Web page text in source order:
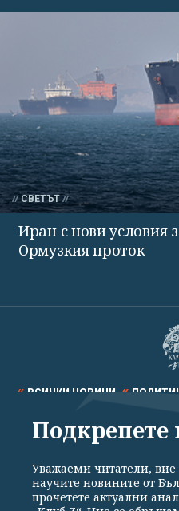
СВЕТЪТ
Иран с нови условия
Ормузкия проток
ВСИЧКИ НОВИНИ
СПОРТ КУЛТУРА
Подкрепете
Уважаеми читатели, вие
научите новините от
прочетете актуални